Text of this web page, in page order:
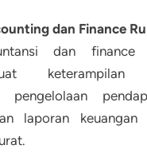
dan Finance
dan finance
keterampilan
pengelolaan
laporan